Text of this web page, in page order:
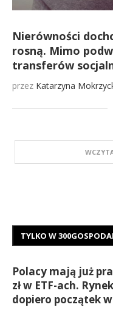
Nierówności
rosną. Mimo
transferów
przez Katarzyna
TYLKO W
Polacy mają już
zł w ETF-ach.
dopiero początek